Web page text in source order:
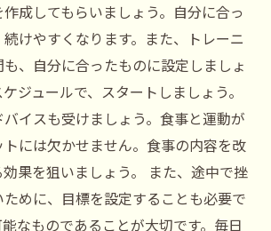
成してもらいましょう。自分に合っ
けやすくなります。また、トレーニ
、自分に合ったものに設定しましょ
ジュールで、スタートしましょう。
イスも受けましょう。食事と運動が
には欠かせません。食事の内容を改
果を狙いましょう。 また、途中で挫
めに、目標を設定することも必要で
なものであることが大切です。毎日